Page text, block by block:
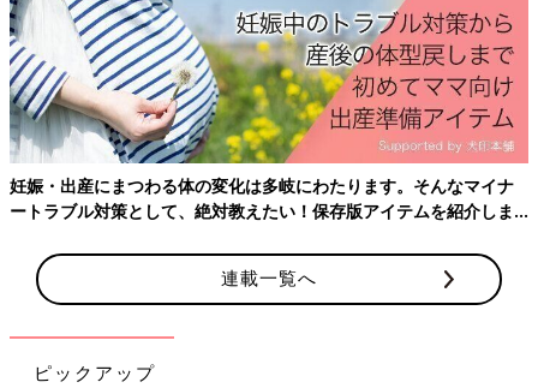
出典：Instagramアカウント「diet201019」
こちらのランチは、セブンイレブンの「蒸し鶏とシャキシャキ野
菜サラダ」を取り入れたヘルシーランチ。糖質制限ダイエット中
でのヘルシーランチなんだとか。料理するのが面倒な時でも、こ
んなふうにグラノーラにセブンイレブンサラダを一品足せば、立
派なランチセットになりますよね。
ボ・監修メニュー5選
セブンイレブンには、人気番組とのコラボや有
すか？どの商品も完売続出の人気商品なんだそ
妊娠・出産にまつわる体の変化は多岐にわたります。そんなマイナ
ートラブル対策として、絶対教えたい！保存版アイテムを紹介しま
連載一覧へ
ピックアップ